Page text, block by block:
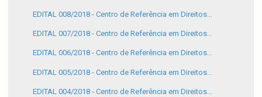
EDITAL 008/2018 - Centro de Referência em Direitos...
EDITAL 007/2018 - Centro de Referência em Direitos...
EDITAL 006/2018 - Centro de Referência em Direitos...
EDITAL 005/2018 - Centro de Referência em Direitos...
EDITAL 004/2018 - Centro de Referência em Direitos...